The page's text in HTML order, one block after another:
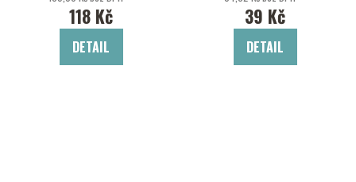
118 Kč
DETAIL
39 Kč
DETAIL